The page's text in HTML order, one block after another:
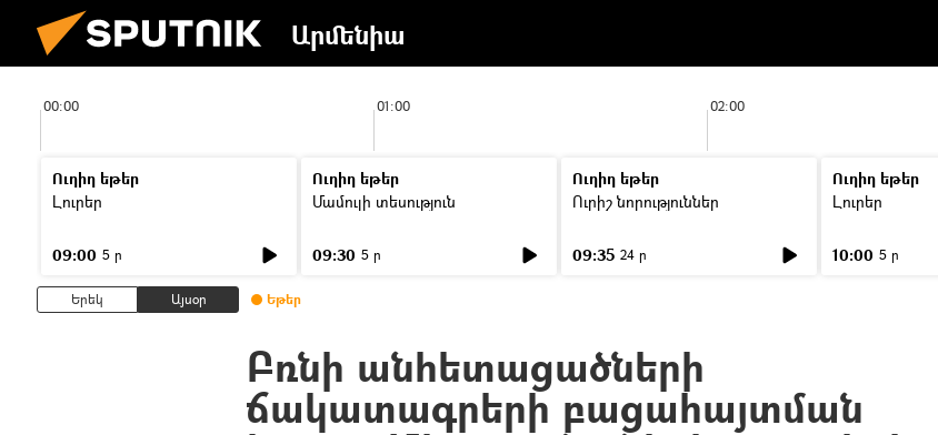
Արմենիա
00:00 01:00 02:00
Ուղիղ եթեր
Լուրեր
09:00 5 ր
Ուղիղ եթեր
Մամուլի տեսություն
09:30 5 ր
Ուղիղ եթեր
Ուրիշ նորություններ
09:35 24 ր
Ուղիղ եթեր
Լուրեր
10:00 5 ր
Երեկ Այսօր Եթեր
Բռնի անհետացածների
ճակատագրերի բացահայտման